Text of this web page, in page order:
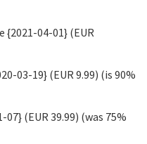
{2021-04-01} (EUR
03-19} (EUR 9.99) (is 90%
07} (EUR 39.99) (was 75%